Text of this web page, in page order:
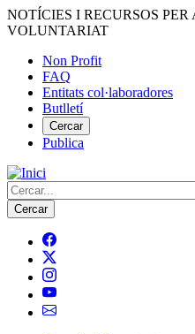
Vés
al
NOTÍCIES I RECURSOS
VOLUNTARIAT
Menú
del
compte
d'usuari
Non Profit
FAQ
Entitats col·laboradores
Butlletí
Cercar
Publica
Cerca